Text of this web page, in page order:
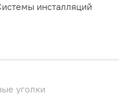
инсталляций
уголки